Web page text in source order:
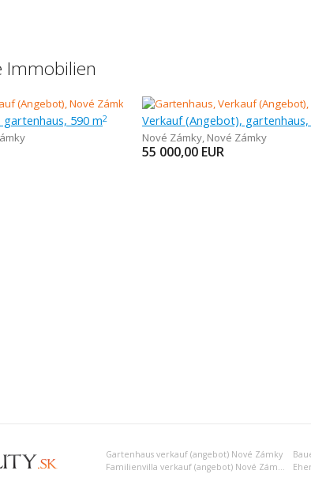
Immobilien
590 m2 Verkauf (Angebot), gartenhaus,
Nové Zámky, Nové Zámky
55 000,00 EUR
Gartenhaus verkauf (angebot) Nové Zámky
Familienvilla verkauf (angebot) Nové Zámky